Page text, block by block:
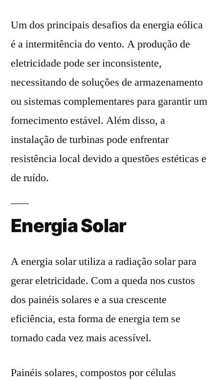
Um dos principais desafios da energia eólica
é a intermitência do vento. A produção de
eletricidade pode ser inconsistente,
necessitando de soluções de armazenamento
ou sistemas complementares para garantir um
fornecimento estável. Além disso, a
instalação de turbinas pode enfrentar
resistência local devido a questões estéticas e
de ruído.
Energia Solar
A energia solar utiliza a radiação solar para
gerar eletricidade. Com a queda nos custos
dos painéis solares e a sua crescente
eficiência, esta forma de energia tem se
tornado cada vez mais acessível.
Painéis solares, compostos por células